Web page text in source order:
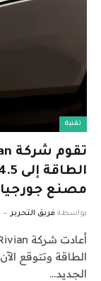
تقنية
مصنع جورجيا
بواسطة فريق التحرير
الجديد…